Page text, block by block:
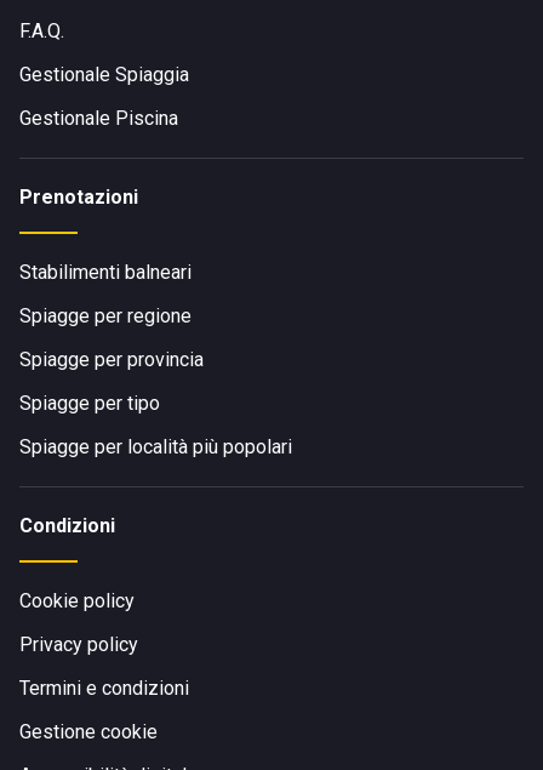
F.A.Q.
Gestionale Spiaggia
Gestionale Piscina
Prenotazioni
Stabilimenti balneari
Spiagge per regione
Spiagge per provincia
Spiagge per tipo
Spiagge per località più popolari
Condizioni
Cookie policy
Privacy policy
Termini e condizioni
Gestione cookie